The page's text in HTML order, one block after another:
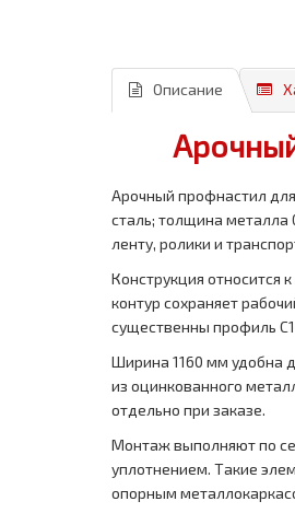
Описание
Арочный профнастил
сталь; толщина металла
ленту, ролики и
Конструкция относится
контур сохраняет
существенны профиль
Ширина 1160 мм удобна
из оцинкованного
отдельно при заказе.
Монтаж выполняют по
уплотнением. Такие
опорным